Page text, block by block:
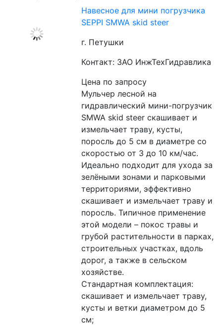
Навесное для мини погрузчика
SEPPI SMWA skid steer
г. Петушки
Контакт: ЗАО ИнжТехГидравлика
Цена по запросу
Мульчер лесной на
гидравлический мини-погрузчик
SMWA skid steer скашивает и
измельчает траву, кусты,
поросль до 5 см в диаметре со
скоростью от 3 до 10 км/час.
Идеально подходит для ухода за
зелёными зонами и парковыми
территориями, эффективно
скашивает и измельчает траву и
поросль. Типичное применение
этой модели – покос травы и
грубой растительности в парках,
строительных участках, вдоль
дорог, а также в сельском
хозяйстве.
Стандартная комплектация:
скашивает и измельчает траву,
кусты и ветки диаметром до 5
см;